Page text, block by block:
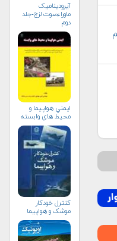
آیرودینامیک
ماوراءصوت لزج-جلد
دوم
ايمني هواپيما و
محيط هاي وابسته
کنترل خودکار
موشک و هواپیما